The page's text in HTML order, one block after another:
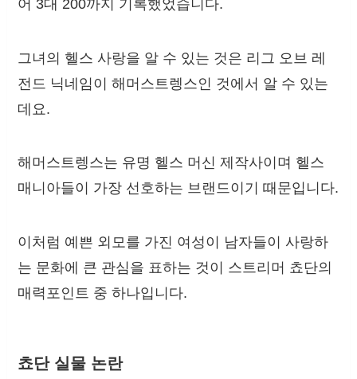
어 3대 200까지 기록했었습니다.
그녀의 헬스 사랑을 알 수 있는 것은 리그 오브 레
전드 닉네임이 해머스트렝스인 것에서 알 수 있는
데요.
해머스트렝스는 유명 헬스 머신 제작사이며 헬스
매니아들이 가장 선호하는 브랜드이기 때문입니다.
이처럼 예쁜 외모를 가진 여성이 남자들이 사랑하
는 문화에 큰 관심을 표하는 것이 스트리머 쵸단의
매력포인트 중 하나입니다.
쵸단 실물 논란